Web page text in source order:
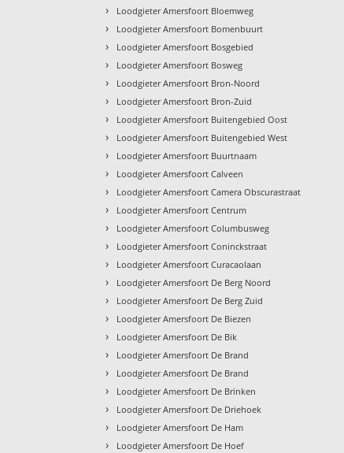
› Loodgieter Amersfoort Bloemweg
› Loodgieter Amersfoort Bomenbuurt
› Loodgieter Amersfoort Bosgebied
› Loodgieter Amersfoort Bosweg
› Loodgieter Amersfoort Bron-Noord
› Loodgieter Amersfoort Bron-Zuid
› Loodgieter Amersfoort Buitengebied Oost
› Loodgieter Amersfoort Buitengebied West
› Loodgieter Amersfoort Buurtnaam
› Loodgieter Amersfoort Calveen
› Loodgieter Amersfoort Camera Obscurastraat
› Loodgieter Amersfoort Centrum
› Loodgieter Amersfoort Columbusweg
› Loodgieter Amersfoort Coninckstraat
› Loodgieter Amersfoort Curacaolaan
› Loodgieter Amersfoort De Berg Noord
› Loodgieter Amersfoort De Berg Zuid
› Loodgieter Amersfoort De Biezen
› Loodgieter Amersfoort De Bik
› Loodgieter Amersfoort De Brand
› Loodgieter Amersfoort De Brand
› Loodgieter Amersfoort De Brinken
› Loodgieter Amersfoort De Driehoek
› Loodgieter Amersfoort De Ham
› Loodgieter Amersfoort De Hoef